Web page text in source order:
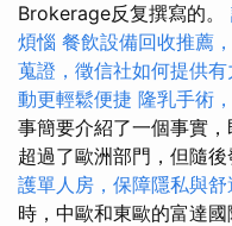
Brokerage反复撰寫的。
煩惱 餐飲設備回收推薦
蒐證，徵信社如何提供有
動更輕鬆便捷 隆乳手術
事簡要介紹了一個事實
超過了歐洲部門，但隨
護單人房，保障隱私與舒
時，中歐和東歐的富達